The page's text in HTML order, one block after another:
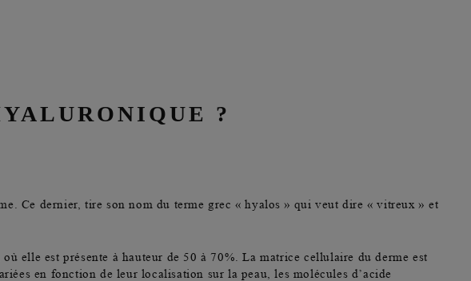
?
. Ce dernier, tire son nom du terme grec « hyalos » qui veut dire « vitreux » et
elle est présente à hauteur de 50 à 70%.La matrice cellulaire du derme est
en fonction de leur localisation sur la peau, les molécules d’acide